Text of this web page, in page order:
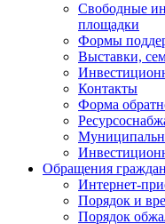
Свободные
площадки
Формы
Выставки,
Контакты
Форма
Обращения граждан
Интернет-
Порядок и
Порядок